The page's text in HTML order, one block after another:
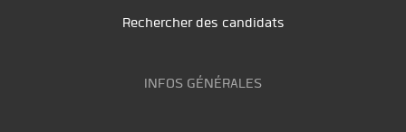
Rechercher des candidats
INFOS GÉNÉRALES